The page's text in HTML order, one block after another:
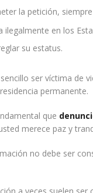
la petición,
ilegalmente en los
su estatus.
ser víctima de
permanente.
que
merece paz y
no debe ser